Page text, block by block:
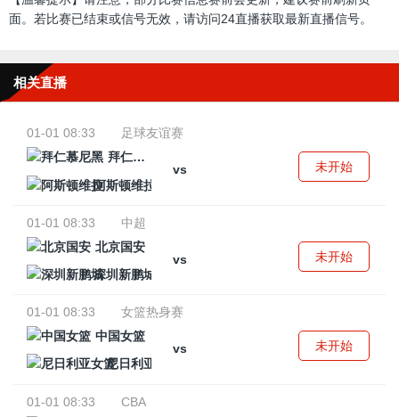
面。若比赛已结束或信号无效，请访问24直播获取最新直播信号。
相关直播
01-01 08:33
足球友谊赛
拜仁慕尼黑
vs
阿斯顿维拉
未开始
01-01 08:33
中超
北京国安
vs
深圳新鹏城
未开始
01-01 08:33
女篮热身赛
中国女篮
vs
尼日利亚女篮
未开始
01-01 08:33
CBA